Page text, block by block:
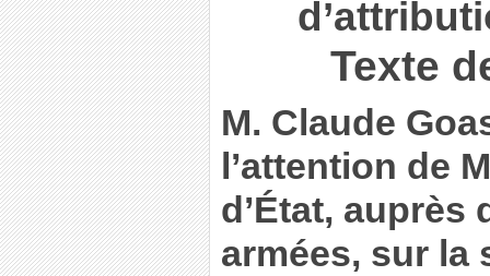
Texte
M. Claude
l’attention de
d’État, auprès
armées, sur la